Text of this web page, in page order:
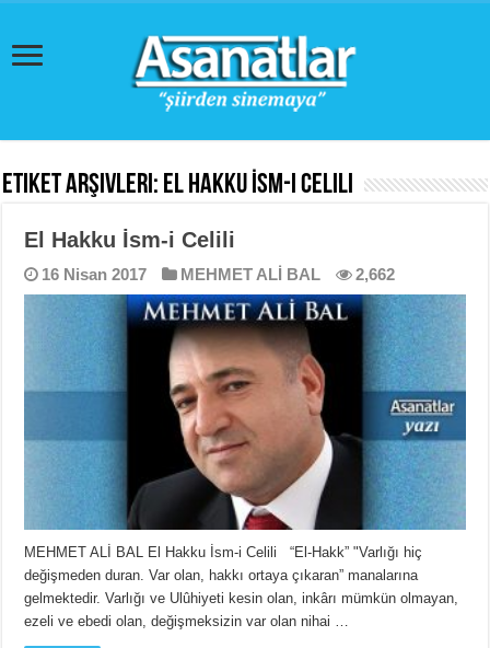
Etiket Arşivleri: El Hakku İsm-i Celili
El Hakku İsm-i Celili
16 Nisan 2017 MEHMET ALİ BAL 2,662
MEHMET ALİ BAL El Hakku İsm-i Celili “El-Hakk” "Varlığı hiç
değişmeden duran. Var olan, hakkı ortaya çıkaran” manalarına
gelmektedir. Varlığı ve Ulûhiyeti kesin olan, inkârı mümkün olmayan,
ezeli ve ebedi olan, değişmeksizin var olan nihai …